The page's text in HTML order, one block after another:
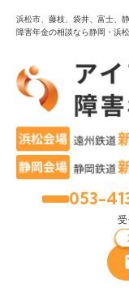
浜松市、藤枝、袋井、富士、
障害年金の相談なら静岡・浜
053-